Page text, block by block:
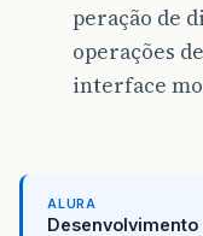
peração de
operações
interface
ALURA